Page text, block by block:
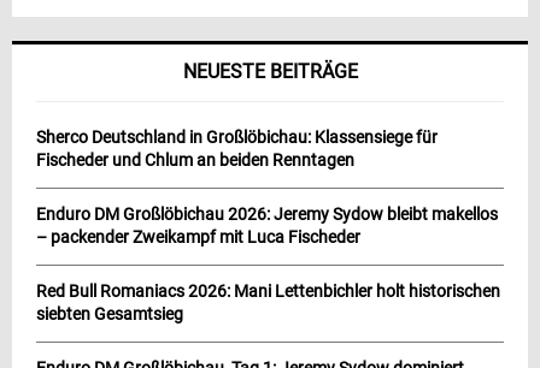
NEUESTE BEITRÄGE
Sherco Deutschland in Großlöbichau: Klassensiege für
Fischeder und Chlum an beiden Renntagen
Enduro DM Großlöbichau 2026: Jeremy Sydow bleibt makellos
– packender Zweikampf mit Luca Fischeder
Red Bull Romaniacs 2026: Mani Lettenbichler holt historischen
siebten Gesamtsieg